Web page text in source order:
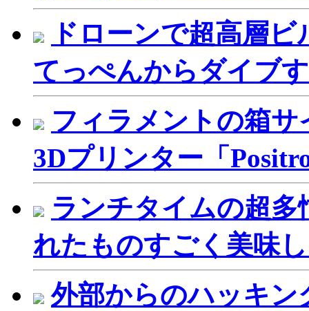
ドローンで超高層
てっぺんからダイブ
フィラメントの箱
3Dプリンター「
ランチタイムの超
れたものすごく美味
外部からのハッキ